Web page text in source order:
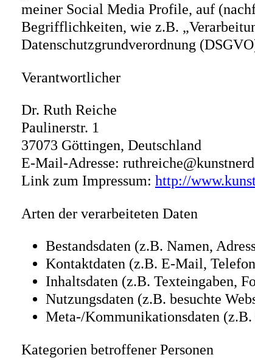
meiner Social Media Profile, auf
Begrifflichkeiten, wie z.B.
Datenschutzgrundverordnung
Verantwortlicher
Dr. Ruth Reiche
Paulinerstr. 1
37073 Göttingen, Deutschland
E-Mail-Adresse:
Link zum Impressum: http://
Arten der verarbeiteten Daten
Bestandsdaten (z.B. Namen,
Kontaktdaten (z.B. E-Mail,
Inhaltsdaten (z.B. Texteingaben,
Nutzungsdaten (z.B. besuchte
Meta-/Kommunikationsdaten
Kategorien betroffener Personen